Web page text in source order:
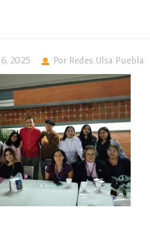
2025 Por Redes Ulsa Puebla